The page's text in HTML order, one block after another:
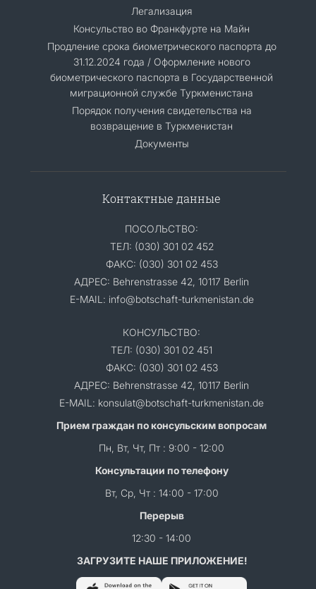
Легализация
Консульство во Франкфурте на Майн
Продление срока биометрического паспорта до
31.12.2024 года / Оформление нового
биометрического паспорта в Государственной
миграционной службе Туркменистана
Порядок получения свидетельства на
возвращение в Туркменистан
Документы
Контактные данные
ПОСОЛЬСТВО:
ТЕЛ: (030) 301 02 452
ФАКС: (030) 301 02 453
АДРЕС: Behrenstrasse 42, 10117 Berlin
E-MAIL: info@botschaft-turkmenistan.de
КОНСУЛЬСТВО:
ТЕЛ: (030) 301 02 451
ФАКС: (030) 301 02 453
АДРЕС: Behrenstrasse 42, 10117 Berlin
E-MAIL: konsulat@botschaft-turkmenistan.de
Прием граждан по консульским вопросам
Пн, Вт, Чт, Пт : 9:00 - 12:00
Консультации по телефону
Вт, Ср, Чт : 14:00 - 17:00
Перерыв
12:30 - 14:00
ЗАГРУЗИТЕ НАШЕ ПРИЛОЖЕНИЕ!